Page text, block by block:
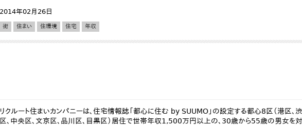
2014年02月26日
街 住まい 住環境 住宅 年収
リクルート住まいカンパニーは、住宅情報誌「都心に住む by SUUMO」の設定する都心8区（港区、
区、中央区、文京区、品川区、目黒区）居住で世帯年収1,500万円以上の、30歳から55歳の男女を